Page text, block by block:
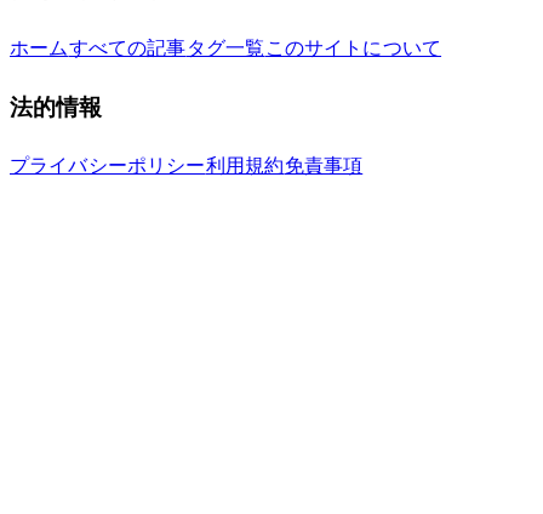
ホームすべての記事タグ一覧 このサイトについて
法的情報
プライバシーポリシー利用規約免責事項